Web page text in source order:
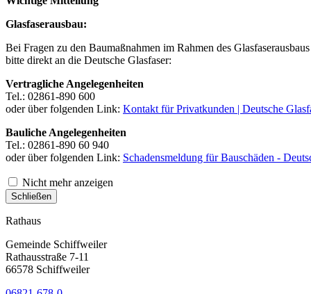
Glasfaserausbau:
Bei Fragen zu den Baumaßnahmen im Rahmen des
bitte direkt an die Deutsche Glasfaser:
Vertragliche Angelegenheiten
Tel.: 02861-890 600
oder über folgenden Link: Kontakt für Privatkunden | Deutsche
Bauliche Angelegenheiten
Tel.: 02861-890 60 940
oder über folgenden Link: Schadensmeldung für Bauschäden -
Nicht mehr anzeigen
Schließen
Rathaus
Gemeinde Schiffweiler
Rathausstraße 7-11
66578 Schiffweiler